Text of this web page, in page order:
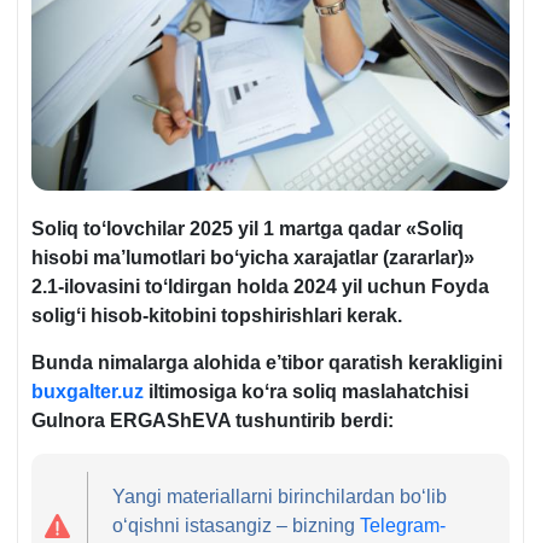
Soliq toʻlovchilar 2025 yil 1 martga qadar «Soliq
hisobi ma’lumotlari boʻyicha хarajatlar (zararlar)»
2.1-ilovasini toʻldirgan holda 2024 yil uchun Foyda
soligʻi hisob-kitobini topshirishlari kerak.
Bunda nimalarga alohida e’tibor qaratish kerakligini
buxgalter.uz iltimosiga koʻra soliq maslahatchisi
Gulnora ERGAShEVA tushuntirib berdi:
Yangi materiallarni birinchilardan boʻlib
oʻqishni istasangiz – bizningTelegram-